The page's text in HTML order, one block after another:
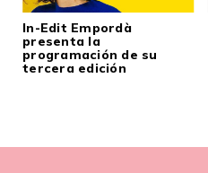
In-Edit Empordà
presenta la
programación de su
tercera edición